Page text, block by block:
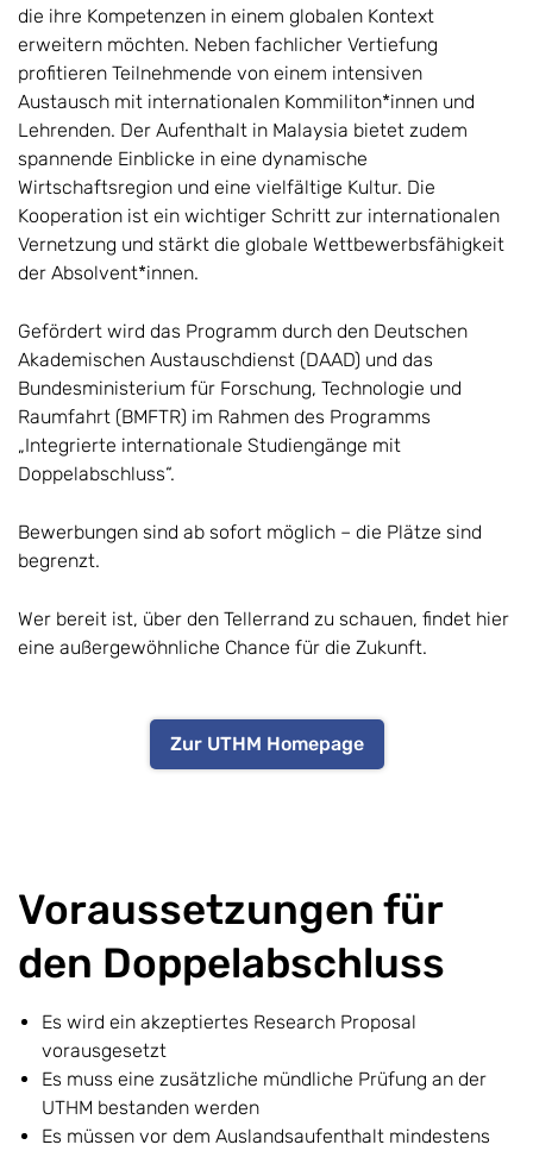
die ihre Kompetenzen in einem globalen Kontext
erweitern möchten. Neben fachlicher Vertiefung
profitieren Teilnehmende von einem intensiven
Austausch mit internationalen Kommiliton*innen und
Lehrenden. Der Aufenthalt in Malaysia bietet zudem
spannende Einblicke in eine dynamische
Wirtschaftsregion und eine vielfältige Kultur. Die
Kooperation ist ein wichtiger Schritt zur internationalen
Vernetzung und stärkt die globale Wettbewerbsfähigkeit
der Absolvent*innen.
Gefördert wird das Programm durch den Deutschen
Akademischen Austauschdienst (DAAD) und das
Bundesministerium für Forschung, Technologie und
Raumfahrt (BMFTR) im Rahmen des Programms
„Integrierte internationale Studiengänge mit
Doppelabschluss“.
Bewerbungen sind ab sofort möglich – die Plätze sind
begrenzt.
Wer bereit ist, über den Tellerrand zu schauen, findet hier
eine außergewöhnliche Chance für die Zukunft.
Zur UTHM Homepage
Voraussetzungen für
den Doppelabschluss
Es wird ein akzeptiertes Research Proposal
vorausgesetzt
Es muss eine zusätzliche mündliche Prüfung an der
UTHM bestanden werden
Es müssen vor dem Auslandsaufenthalt mindestens